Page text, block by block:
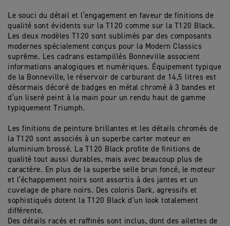
Le souci du détail et l’engagement en faveur de finitions de
qualité sont évidents sur la T120 comme sur la T120 Black.
Les deux modèles T120 sont sublimés par des composants
modernes spécialement conçus pour la Modern Classics
suprême. Les cadrans estampillés Bonneville associent
informations analogiques et numériques. Équipement typique
de la Bonneville, le réservoir de carburant de 14,5 litres est
désormais décoré de badges en métal chromé à 3 bandes et
d’un liseré peint à la main pour un rendu haut de gamme
typiquement Triumph.
Les finitions de peinture brillantes et les détails chromés de
la T120 sont associés à un superbe carter moteur en
aluminium brossé. La T120 Black profite de finitions de
qualité tout aussi durables, mais avec beaucoup plus de
caractère. En plus de la superbe selle brun foncé, le moteur
et l’échappement noirs sont assortis à des jantes et un
cuvelage de phare noirs. Des coloris Dark, agressifs et
sophistiqués dotent la T120 Black d’un look totalement
différente.
Des détails racés et raffinés sont inclus, dont des ailettes de